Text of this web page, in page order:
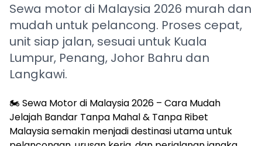
Sewa motor di Malaysia 2026 murah dan
mudah untuk pelancong. Proses cepat,
unit siap jalan, sesuai untuk Kuala
Lumpur, Penang, Johor Bahru dan
Langkawi.
🏍️ Sewa Motor di Malaysia 2026 – Cara Mudah
Jelajah Bandar Tanpa Mahal & Tanpa Ribet
Malaysia semakin menjadi destinasi utama untuk